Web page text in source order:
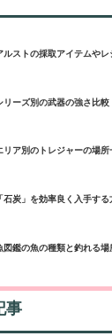
ルストの採取アイテムやレ
リーズ別の武器の強さ比較
リア別のトレジャーの場所
「石炭」を効率良く入手する
図鑑の魚の種類と釣れる場
事